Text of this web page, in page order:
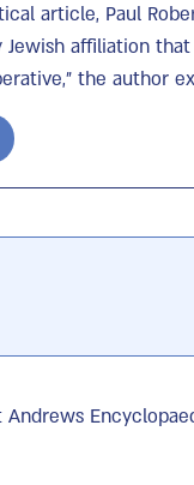
article, Paul
affiliation
the author
Andrews